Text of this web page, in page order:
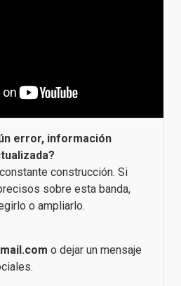
error, información
construcción. Si
sobre esta banda,
o ampliarlo.
o dejar un mensaje